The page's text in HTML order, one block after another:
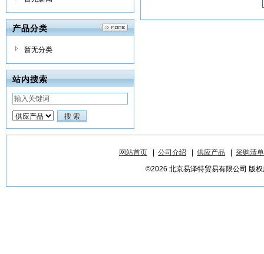
产品分类
暂无分类
站内搜索
网站首页 公司介绍 供应产品
采购清单
©2026 北京易泽特贸易有限公司 版